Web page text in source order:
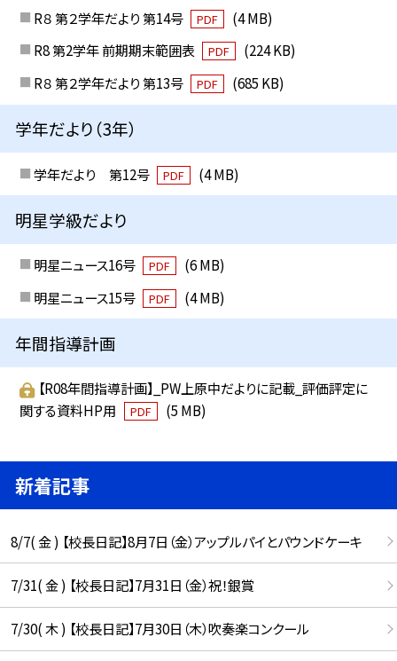
R８ 第２学年だより 第14号 PDF
(4 MB)
R8 第2学年 前期期末範囲表
PDF
(224 KB)
R８ 第２学年だより 第13号
PDF (685 KB)
学年だより（3年）
学年だより 第12号 PDF (4 MB)
明星学級だより
明星ニュース16号 PDF
(6 MB)
明星ニュース15号
PDF (4 MB)
年間指導計画
【R08年間指導計画】_PW上原中だよりに記載_評価評定に
関する資料HP用
PDF (5 MB)
新着記事
8/7( 金 ) 【校長日記】8月7日（金）アップルパイとパウンドケーキ
7/31( 金 ) 【校長日記】7月31日（金）祝！銀賞
7/30( 木 ) 【校長日記】7月30日（木）吹奏楽コンクール